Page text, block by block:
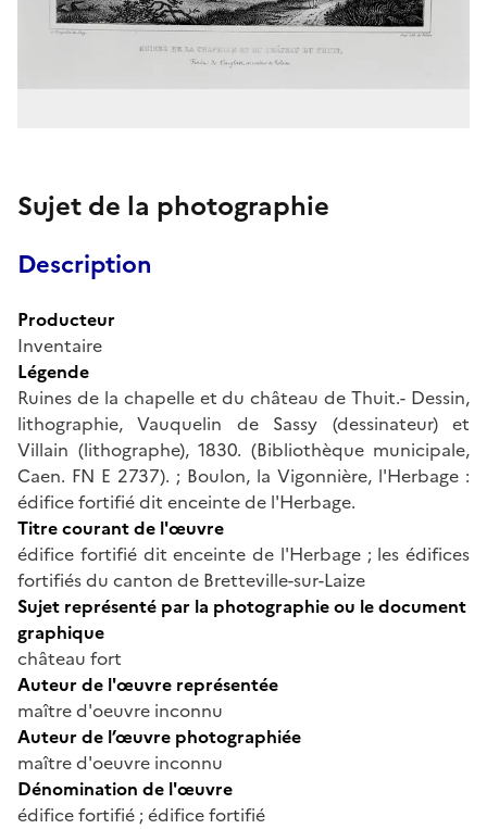
Sujet de la photographie
Description
Producteur
Inventaire
Légende
Ruines de la chapelle et du château de Thuit.- Dessin,
lithographie, Vauquelin de Sassy (dessinateur) et
Villain (lithographe), 1830. (Bibliothèque municipale,
Caen. FN E 2737). ; Boulon, la Vigonnière, l'Herbage :
édifice fortifié dit enceinte de l'Herbage.
Titre courant de l'œuvre
édifice fortifié dit enceinte de l'Herbage ; les édifices
fortifiés du canton de Bretteville-sur-Laize
Sujet représenté par la photographie ou le document
graphique
château fort
Auteur de l'œuvre représentée
maître d'oeuvre inconnu
Auteur de l’œuvre photographiée
maître d'oeuvre inconnu
Dénomination de l'œuvre
édifice fortifié ; édifice fortifié